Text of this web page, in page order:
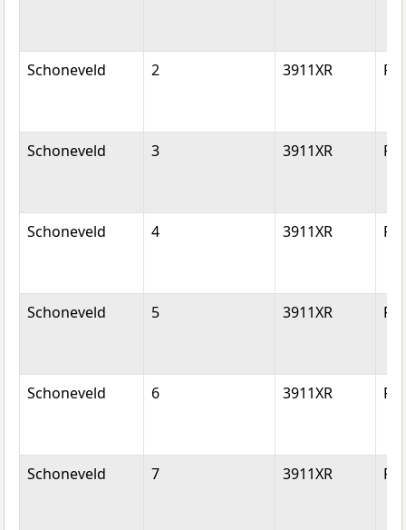
Schoneveld 2 3911XR
Schoneveld 3 3911XR
Schoneveld 4 3911XR
Schoneveld 5 3911XR
Schoneveld 6 3911XR
Schoneveld 7 3911XR